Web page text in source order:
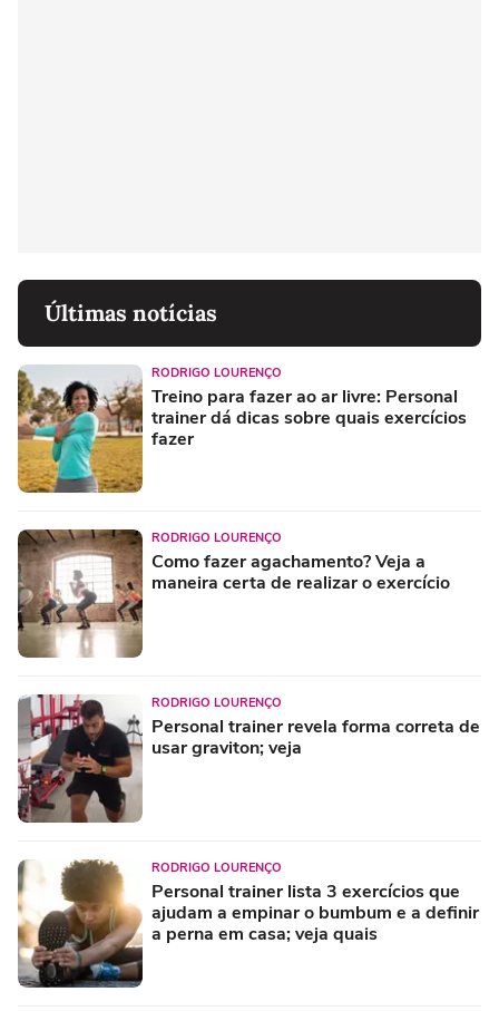
Últimas notícias
RODRIGO LOURENÇO
Treino para fazer ao ar livre: Personal
trainer dá dicas sobre quais exercícios
fazer
RODRIGO LOURENÇO
Como fazer agachamento? Veja a
maneira certa de realizar o exercício
RODRIGO LOURENÇO
Personal trainer revela forma correta de
usar graviton; veja
RODRIGO LOURENÇO
Personal trainer lista 3 exercícios que
ajudam a empinar o bumbum e a definir
a perna em casa; veja quais